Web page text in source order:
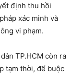
định thu hồi
xác minh và
vi phạm.
TP.HCM còn ra
tạm thời, để buộc